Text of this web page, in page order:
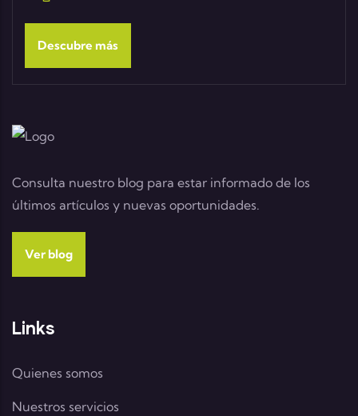
Descubre más
Consulta nuestro blog para estar informado de los
últimos artículos y nuevas oportunidades.
Ver blog
Links
Quienes somos
Nuestros servicios